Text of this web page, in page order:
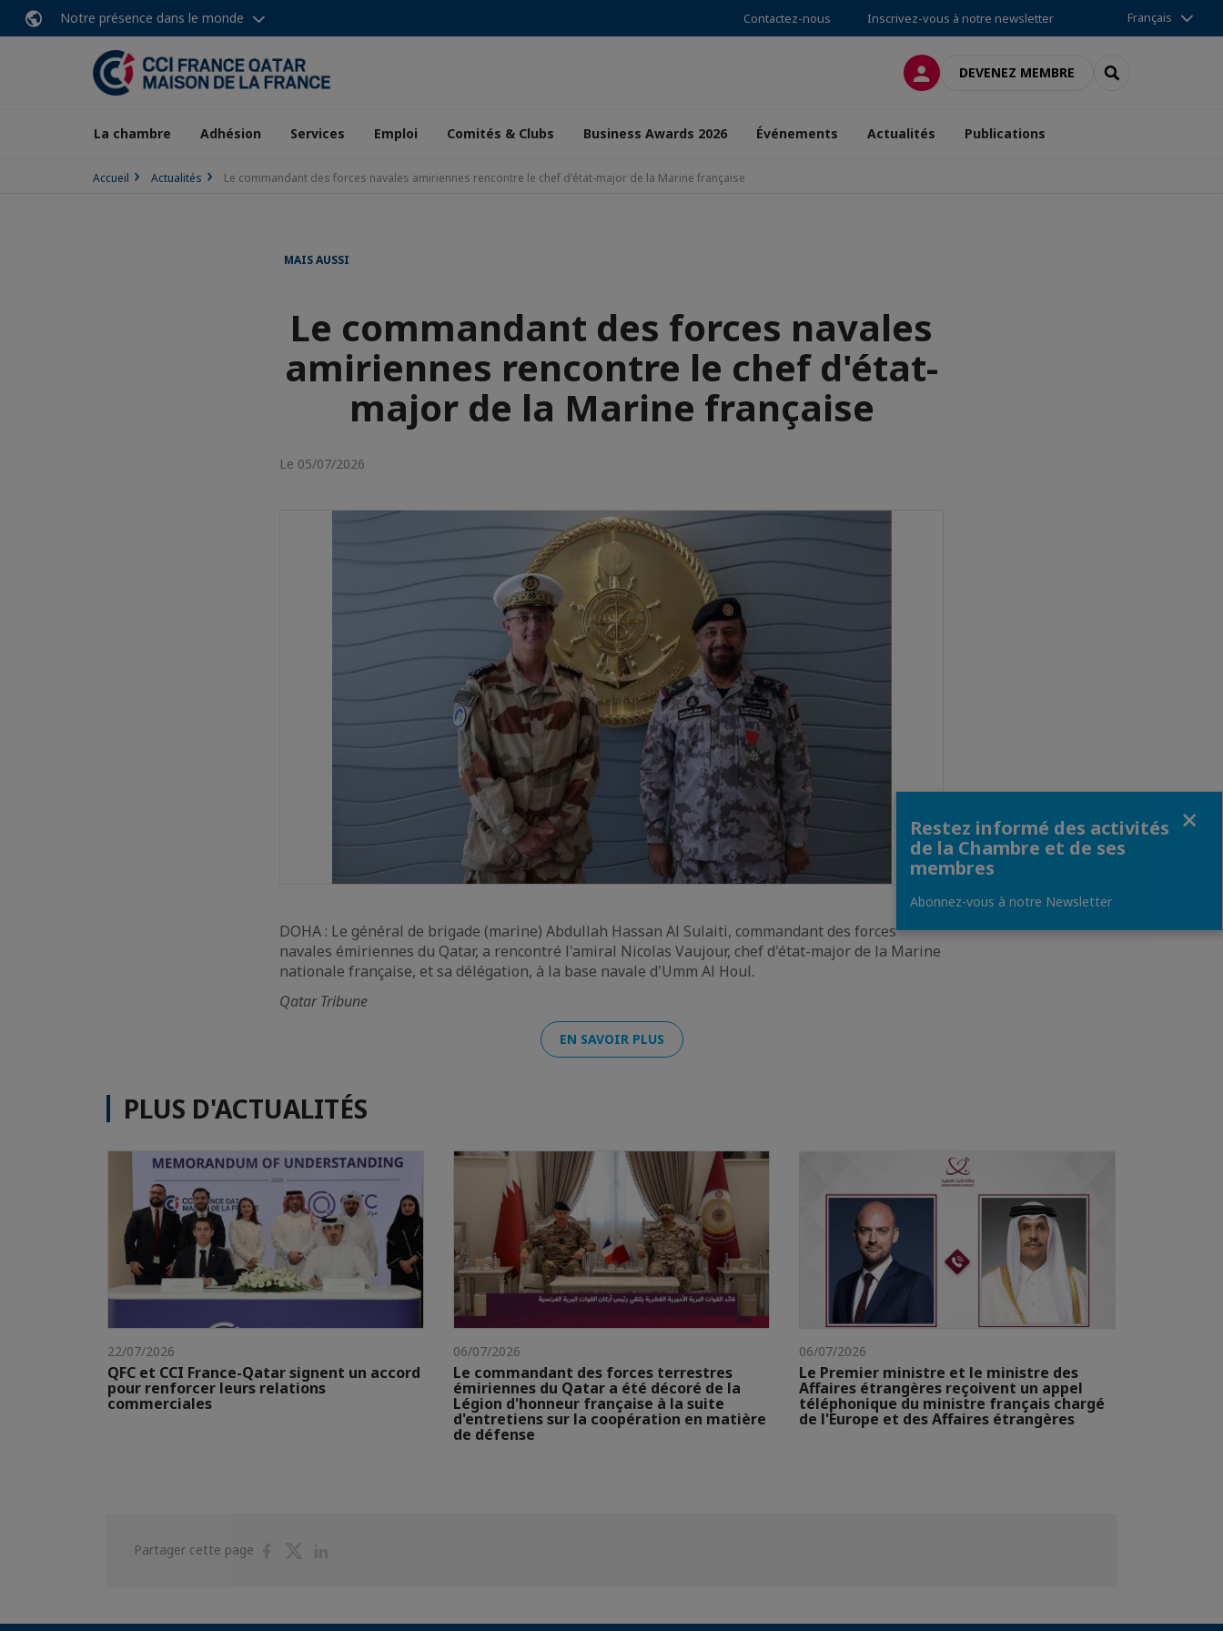
Notre présence dans le monde Contactez-nous Inscrivez-vous à notre newsletter Français
CONNEXIONDEVENEZ MEMBRE RECHERCHER
La chambre Adhésion Services Emploi Comités & Clubs Business Awards 2026 Événements Actualités Publications
Accueil Actualités Le commandant des forces navales amiriennes rencontre le chef d'état-major de la Marine française
MAIS AUSSI
Le commandant des forces navales
amiriennes rencontre le chef d'état-
major de la Marine française
Le 05/07/2026
DOHA : Le général de brigade (marine) Abdullah Hassan Al Sulaiti, commandant des forces
navales émiriennes du Qatar, a rencontré l'amiral Nicolas Vaujour, chef d'état-major de la Marine
nationale française, et sa délégation, à la base navale d'Umm Al Houl.
Qatar Tribune
EN SAVOIR PLUS
PLUS D'ACTUALITÉS
22/07/2026
QFC et CCI France-Qatar signent un accord
pour renforcer leurs relations
commerciales
06/07/2026
Le commandant des forces terrestres
émiriennes du Qatar a été décoré de la
Légion d'honneur française à la suite
d'entretiens sur la coopération en matière
de défense
06/07/2026
Le Premier ministre et le ministre des
Affaires étrangères reçoivent un appel
téléphonique du ministre français chargé
de l'Europe et des Affaires étrangères
Partager cette page
PartagerPartager
Restez informé des activités
de la Chambre et de ses
membres
Abonnez-vous à notre Newsletter